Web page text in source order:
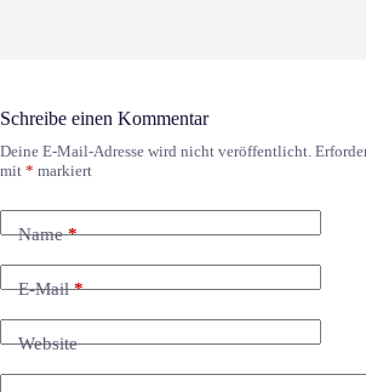
Schreibe einen Kommentar
Deine E-Mail-Adresse wird nicht veröffentlicht.
mit * markiert
Name*
E-Mail*
Website